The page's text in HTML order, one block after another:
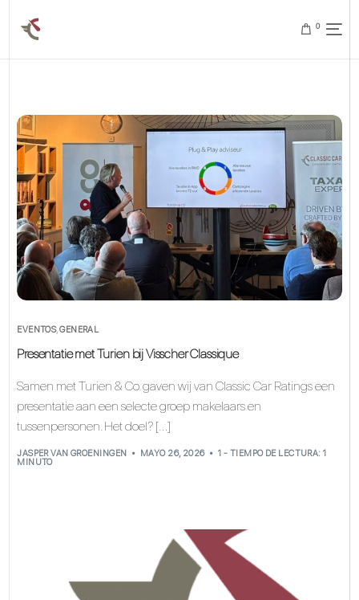
0
EVENTOS,GENERAL
Presentatie met Turien bij Visscher Classique
Samen met Turien & Co. gaven wij van Classic Car Ratings een
presentatie aan een selecte groep makelaars en
tussenpersonen. Het doel? […]
JASPER VAN GROENINGEN MAYO 26, 2026
1 - TIEMPO DE LECTURA: 1
MINUTO